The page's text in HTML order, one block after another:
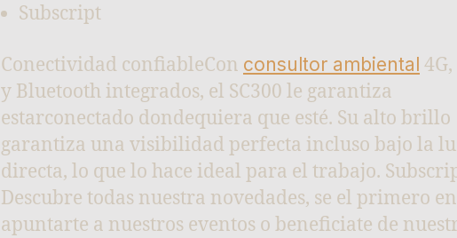
Subscript
Conectividad confiableCon consultor ambiental
y Bluetooth integrados, el SC300 le garantiza
estarconectado dondequiera que esté. Su alto brillo
garantiza una visibilidad perfecta incluso bajo la
directa, lo que lo hace ideal para el trabajo.
Descubre todas nuestra novedades, se el primero en
apuntarte a nuestros eventos o beneficiate de